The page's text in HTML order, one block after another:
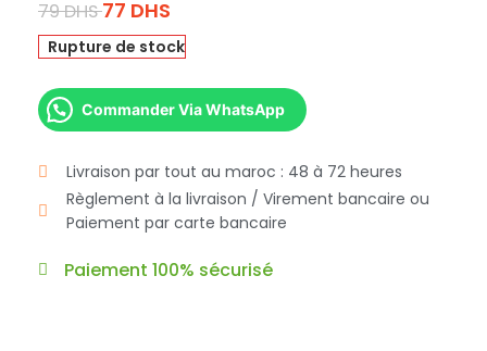
79DHS 77 DHS
Rupture de stock
Commander Via WhatsApp
Livraison par tout au maroc : 48 à 72 heures
Règlement à la livraison / Virement bancaire ou
Paiement par carte bancaire
Paiement 100% sécurisé